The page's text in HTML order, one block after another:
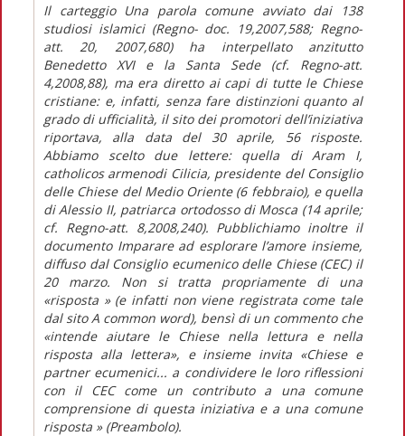
Il carteggio Una parola comune avviato dai 138
studiosi islamici (Regno- doc. 19,2007,588; Regno-
att. 20, 2007,680) ha interpellato anzitutto
Benedetto XVI e la Santa Sede (cf. Regno-att.
4,2008,88), ma era diretto ai capi di tutte le Chiese
cristiane: e, infatti, senza fare distinzioni quanto al
grado di ufficialità, il sito dei promotori dell’iniziativa
riportava, alla data del 30 aprile, 56 risposte.
Abbiamo scelto due lettere: quella di Aram I,
catholicos armenodi Cilicia, presidente del Consiglio
delle Chiese del Medio Oriente (6 febbraio), e quella
di Alessio II, patriarca ortodosso di Mosca (14 aprile;
cf. Regno-att. 8,2008,240). Pubblichiamo inoltre il
documento Imparare ad esplorare l’amore insieme,
diffuso dal Consiglio ecumenico delle Chiese (CEC) il
20 marzo. Non si tratta propriamente di una
«risposta » (e infatti non viene registrata come tale
dal sito A common word), bensì di un commento che
«intende aiutare le Chiese nella lettura e nella
risposta alla lettera», e insieme invita «Chiese e
partner ecumenici... a condividere le loro riflessioni
con il CEC come un contributo a una comune
comprensione di questa iniziativa e a una comune
risposta » (Preambolo).